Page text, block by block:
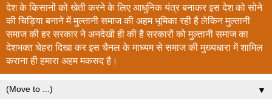
देश के किसानों को खेती करने के लिए आधुनिक यंत्र बनाकर इस देश को सोने
की चिड़िया बनाने में मुल्तानी समाज की अहम भूमिका रही है लेकिन मुल्तानी
समाज की हर सरकार ने अनदेखी ही की है सरकारों को मुल्तानी समाज का
देशभक्त चेहरा दिखा कर इस चैनल के माध्यम से समाज की मुख्यधारा में शामिल
कराना ही हमारा अहम मकसद है।
▼